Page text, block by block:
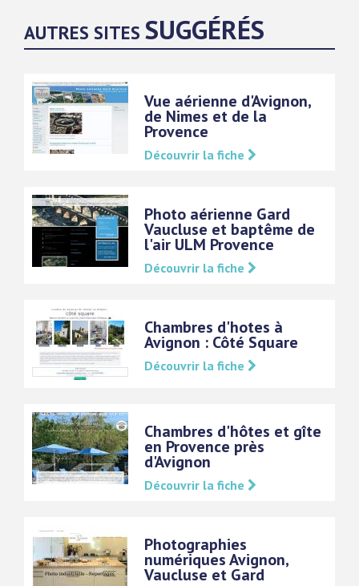
AUTRES SITES SUGGÉRÉS
Vue aérienne d'Avignon,
de Nimes et de la
Provence
Découvrir la fiche
Photo aérienne Gard
Vaucluse et baptême de
l'air ULM Provence
Découvrir la fiche
Chambres d'hotes à
Avignon : Côté Square
Découvrir la fiche
Chambres d'hôtes et gîte
en Provence près
d'Avignon
Découvrir la fiche
Photographies
numériques Avignon,
Vaucluse et Gard